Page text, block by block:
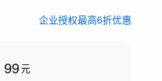
企业授权最高6折优惠
99元